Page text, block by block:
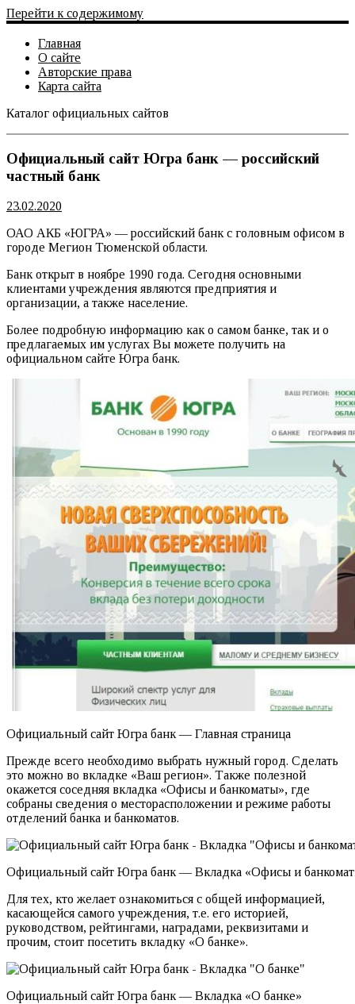
Перейти к содержимому
Главная
О сайте
Авторские права
Карта сайта
Каталог официальных сайтов
Официальный сайт Югра банк — российский
частный банк
23.02.2020
ОАО АКБ «ЮГРА» — российский банк с головным офисом в
городе Мегион Тюменской области.
Банк открыт в ноябре 1990 года. Сегодня основными
клиентами учреждения являются предприятия и
организации, а также население.
Более подробную информацию как о самом банке, так и о
предлагаемых им услугах Вы можете получить на
официальном сайте Югра банк.
Официальный сайт Югра банк — Главная страница
Прежде всего необходимо выбрать нужный город. Сделать
это можно во вкладке «Ваш регион». Также полезной
окажется соседняя вкладка «Офисы и банкоматы», где
собраны сведения о месторасположении и режиме работы
отделений банка и банкоматов.
Официальный сайт Югра банк — Вкладка «Офисы и
Для тех, кто желает ознакомиться с общей информацией,
касающейся самого учреждения, т.е. его историей,
руководством, рейтингами, наградами, реквизитами и
прочим, стоит посетить вкладку «О банке».
Официальный сайт Югра банк — Вкладка «О банке»